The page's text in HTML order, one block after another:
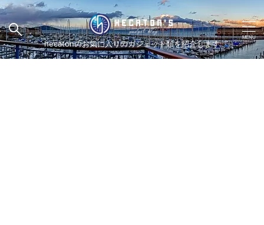
hecatonのお気に入りのガジェット類を紹介します